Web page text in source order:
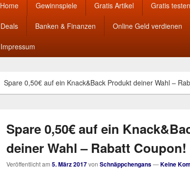
Home Gewinnspiele Gratis Artikel Gratis
Deals Banken & Finanzen Online Geld verdienen
Impressum
Spare 0,50€ auf ein Knack&Back Produkt deiner Wahl –
Spare 0,50€ auf ein
deiner Wahl – Rabatt Coupon!
Veröffentlicht am 5. März 2017von Schnäppchengans—Keine